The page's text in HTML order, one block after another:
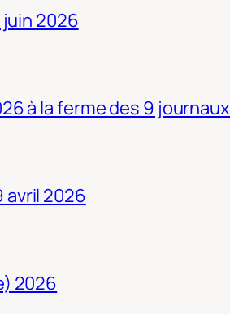
2026
à la ferme des 9 journaux
2026
2026